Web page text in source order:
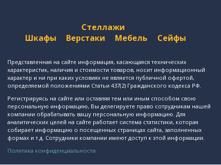
Стеллажи
Шкафы
Верстаки Мебель Сейфы
Представленная на сайте информация, касающаяся технических
характеристик, наличия и стоимости товаров, носит информационный
характер и ни при каких условиях не является публичной офертой,
определяемой положениями Статьи 437(2) Гражданского кодекса РФ.
Регистрируясь на сайте или оставляя тем или иным способом свою
персональную информацию, Вы делегируете право сотрудникам нашей
компании обрабатывать вашу персональную информацию. Для
аналитических целей на сайте работает система статистики, которая
собирает информацию о посещенных страницах сайта, заполненных
формах и т.д. Сотрудники компании имеют доступ к этой информации.
Политика конфиденциальности